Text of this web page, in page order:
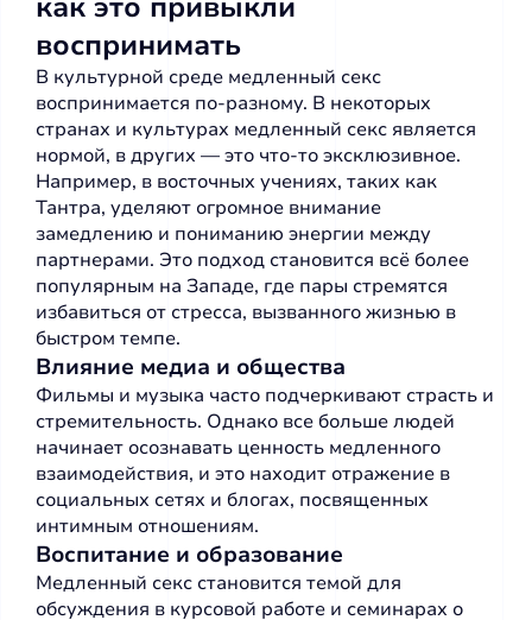
воспринимать
В культурной среде медленный секс
воспринимается по-разному. В некоторых
странах и культурах медленный секс является
нормой, в других — это что-то эксклюзивное.
Например, в восточных учениях, таких как
Тантра, уделяют огромное внимание
замедлению и пониманию энергии между
партнерами. Это подход становится всё более
популярным на Западе, где пары стремятся
избавиться от стресса, вызванного жизнью в
быстром темпе.
Влияние медиа и общества
Фильмы и музыка часто подчеркивают страсть и
стремительность. Однако все больше людей
начинает осознавать ценность медленного
взаимодействия, и это находит отражение в
социальных сетях и блогах, посвященных
интимным отношениям.
Воспитание и образование
Медленный секс становится темой для
обсуждения в курсовой работе и семинарах о